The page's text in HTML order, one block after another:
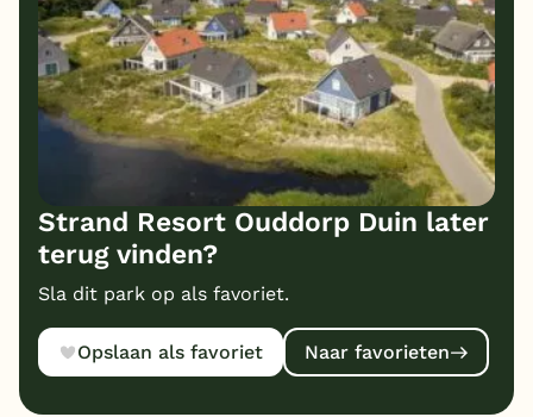
Strand Resort Ouddorp Duin later
terug vinden?
Sla dit park op als favoriet.
Opslaan als favoriet Naar favorieten